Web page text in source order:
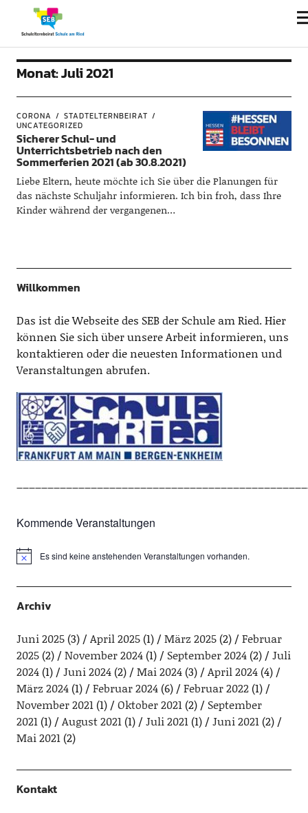
Monat:Juli 2021
CORONA
STADTELTERNBEIRAT
UNCATEGORIZED
Sicherer Schul- und
Unterrichtsbetrieb nach den
Sommerferien 2021 (ab 30.8.2021)
Liebe Eltern, heute möchte ich Sie über die Planungen für
das nächste Schuljahr informieren. Ich bin froh, dass Ihre
Kinder während der vergangenen…
Willkommen
Das ist die Webseite des SEB der Schule am Ried. Hier
können Sie sich über unsere Arbeit informieren, uns
kontaktieren oder die neuesten Informationen und
Veranstaltungen abrufen.
Kommende Veranstaltungen
HinweisEs sind keine anstehenden Veranstaltungen vorhanden.
Archiv
Juni 2025(3) April 2025(1) März 2025(2)
Februar
2025(2) November 2024(1) September 2024(2)
Juli
2024(1) Juni 2024(2) Mai 2024(3) April 2024(4)
März 2024(1) Februar 2024(6) Februar 2022(1)
November 2021(1) Oktober 2021(2)
September
2021(1) August 2021(1) Juli 2021(1) Juni 2021(2)
Mai 2021(2)
Kontakt